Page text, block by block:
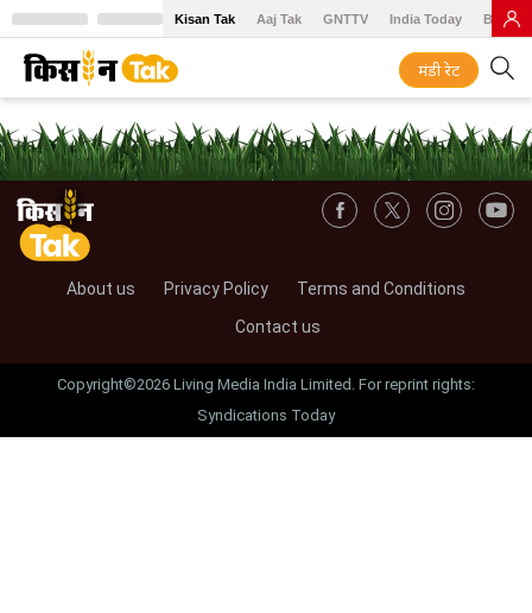
Kisan Tak Aaj Tak GNTTV India Today BT
मंडी रेट
About us Privacy Policy
Terms and Conditions
Contact us
Copyright©2026 Living Media India Limited. For reprint rights:
Syndications Today